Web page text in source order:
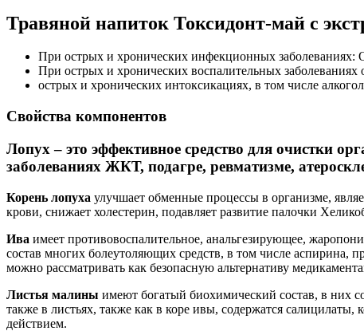
Травяной напиток Токсидонт-май с
При острых и хронических инфекционных заболеваниях:
При острых и хронических воспалительных заболеваниях
острых и хронических интоксикациях, в том числе
Свойства компонентов
Лопух – это эффективное средство для очистки
заболеваниях ЖКТ, подагре, ревматизме,
Корень лопуха улучшает обменные процессы в организме,
крови, снижает холестерин, подавляет развитие палочки
Ива имеет противовоспалительное, анальгезирующее,
состав многих болеутоляющих средств, в том числе аспирина,
можно рассматривать как безопасную альтернативу
Листья малины имеют богатый биохимический состав, в них
также в листьях, также как в коре ивы, содержатся
действием.